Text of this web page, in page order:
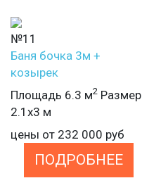
№11
Баня бочка 3м +
козырек
Площадь 6.3 м2 Размер
2.1х3 м
цены от 232 000 руб
ПОДРОБНЕЕ